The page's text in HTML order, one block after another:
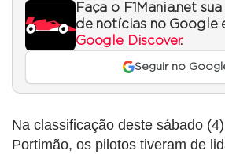
Faça o F1Mania.net
de notícias no Google
Google Discover.
Seguir no
Na classificação deste sábado
Portimão, os pilotos tiveram de